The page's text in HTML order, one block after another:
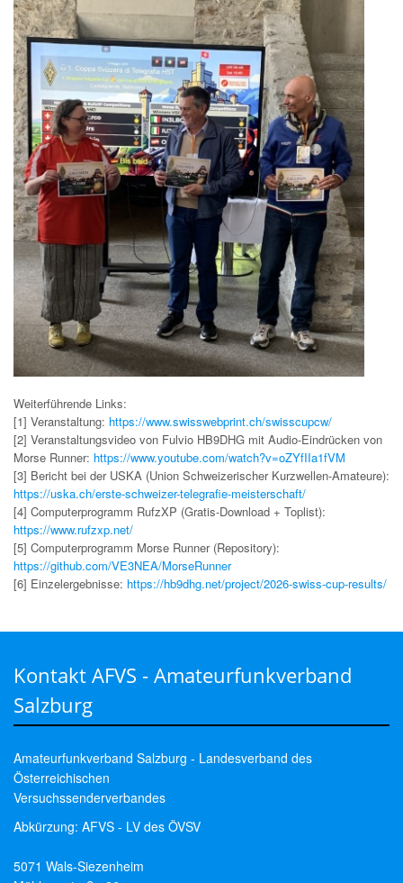
Weiterführende Links:
[1] Veranstaltung: https://www.swisswebprint.ch/swisscupcw/
[2] Veranstaltungsvideo von Fulvio HB9DHG mit Audio-Eindrücken von
Morse Runner: https://www.youtube.com/watch?v=oZYfIIa1fVM
[3] Bericht bei der USKA (Union Schweizerischer Kurzwellen-Amateure):
https://uska.ch/erste-schweizer-telegrafie-meisterschaft/
[4] Computerprogramm RufzXP (Gratis-Download + Toplist):
https://www.rufzxp.net/
[5] Computerprogramm Morse Runner (Repository):
https://github.com/VE3NEA/MorseRunner
[6] Einzelergebnisse: https://hb9dhg.net/project/2026-swiss-cup-results/
Kontakt AFVS - Amateurfunkverband
Salzburg
Amateurfunkverband Salzburg - Landesverband des
Österreichischen
Versuchssenderverbandes
Abkürzung: AFVS - LV des ÖVSV
5071 Wals-Siezenheim